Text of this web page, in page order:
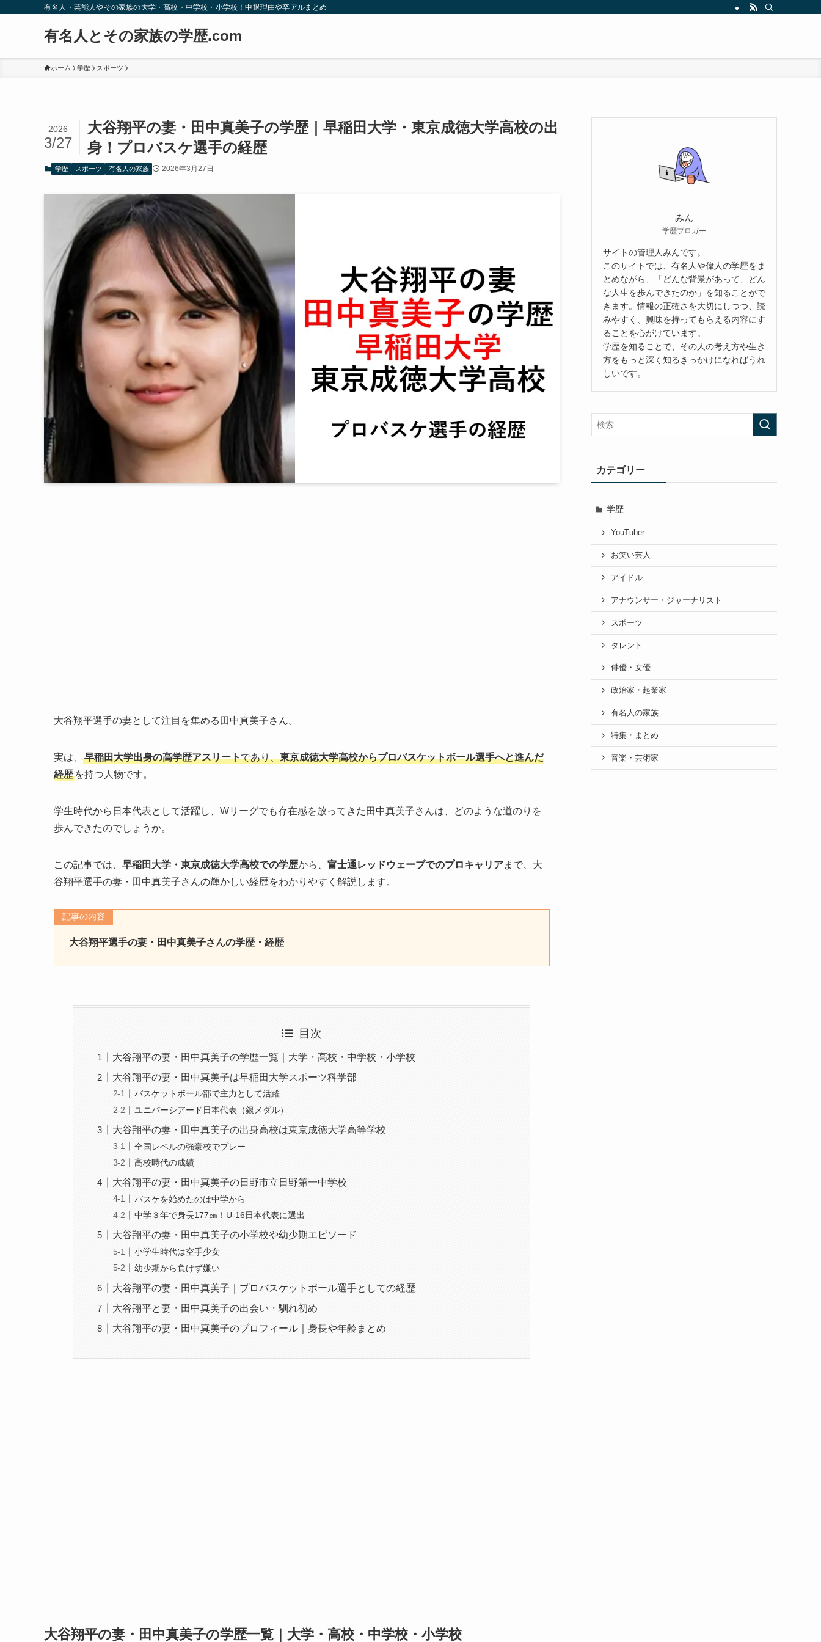
有名人・芸能人やその家族の大学・高校・中学校・小学校！中退理由や卒アルまとめ
有名人とその家族の学歴.com
ホーム 学歴 スポーツ
大谷翔平の妻・田中真美子の学歴｜早稲田大学・東京成徳大学高校の出
身！プロバスケ選手の経歴
2026
3/27
学歴 スポーツ 有名人の家族 2026年3月27日
大谷翔平選手の妻として注目を集める田中真美子さん。
実は、 早稲田大学出身の高学歴アスリートであり、東京成徳大学高校からプロバスケットボール選手へと進んだ
経歴 を持つ人物です。
学生時代から日本代表として活躍し、Wリーグでも存在感を放ってきた田中真美子さんは、どのような道のりを
歩んできたのでしょうか。
この記事では、 早稲田大学・東京成徳大学高校での学歴から、 富士通レッドウェーブでのプロキャリアまで、大
谷翔平選手の妻・田中真美子さんの輝かしい経歴をわかりやすく解説します。
記事の内容
大谷翔平選手の妻・田中真美子さんの学歴・経歴
目次
大谷翔平の妻・田中真美子の学歴一覧｜大学・高校・中学校・小学校
大谷翔平の妻・田中真美子は早稲田大学スポーツ科学部
バスケットボール部で主力として活躍
ユニバーシアード日本代表（銀メダル）
大谷翔平の妻・田中真美子の出身高校は東京成徳大学高等学校
全国レベルの強豪校でプレー
高校時代の成績
大谷翔平の妻・田中真美子の日野市立日野第一中学校
バスケを始めたのは中学から
中学３年で身長177㎝！U-16日本代表に選出
大谷翔平の妻・田中真美子の小学校や幼少期エピソード
小学生時代は空手少女
幼少期から負けず嫌い
大谷翔平の妻・田中真美子｜プロバスケットボール選手としての経歴
大谷翔平と妻・田中真美子の出会い・馴れ初め
大谷翔平の妻・田中真美子のプロフィール｜身長や年齢まとめ
大谷翔平の妻・田中真美子の学歴一覧｜大学・高校・中学校・小学校
みん
学歴ブロガー
サイトの管理人みんです。
このサイトでは、有名人や偉人の学歴をま
とめながら、「どんな背景があって、どん
な人生を歩んできたのか」を知ることがで
きます。情報の正確さを大切にしつつ、読
みやすく、興味を持ってもらえる内容にす
ることを心がけています。
学歴を知ることで、その人の考え方や生き
方をもっと深く知るきっかけになればうれ
しいです。
カテゴリー
学歴
YouTuber
お笑い芸人
アイドル
アナウンサー・ジャーナリスト
スポーツ
タレント
俳優・女優
政治家・起業家
有名人の家族
特集・まとめ
音楽・芸術家